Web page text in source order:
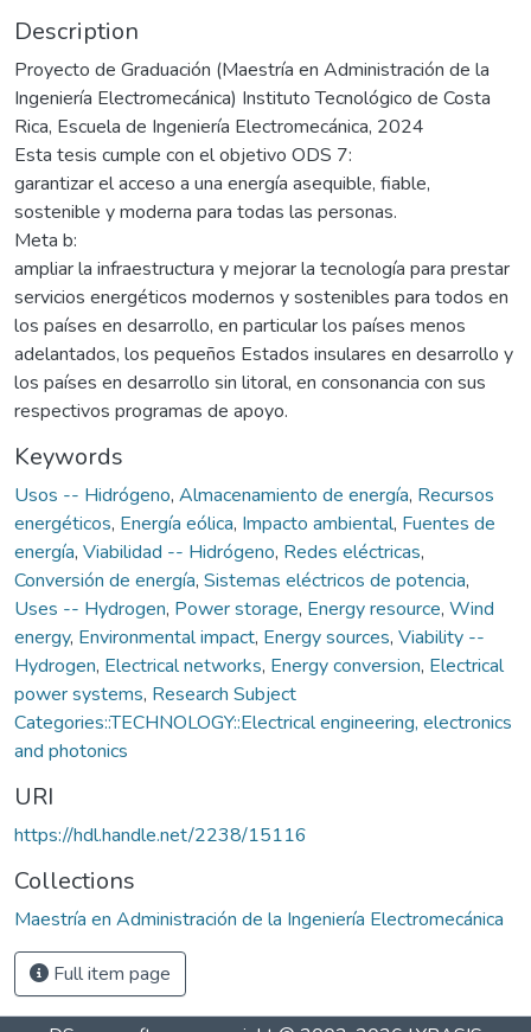
Description
Proyecto de Graduación (Maestría en Administración de la
Ingeniería Electromecánica) Instituto Tecnológico de Costa
Rica, Escuela de Ingeniería Electromecánica, 2024
Esta tesis cumple con el objetivo ODS 7:
garantizar el acceso a una energía asequible, fiable,
sostenible y moderna para todas las personas.
Meta b:
ampliar la infraestructura y mejorar la tecnología para prestar
servicios energéticos modernos y sostenibles para todos en
los países en desarrollo, en particular los países menos
adelantados, los pequeños Estados insulares en desarrollo y
los países en desarrollo sin litoral, en consonancia con sus
respectivos programas de apoyo.
Keywords
Usos -- Hidrógeno, Almacenamiento de energía, Recursos
energéticos, Energía eólica, Impacto ambiental, Fuentes de
energía, Viabilidad -- Hidrógeno, Redes eléctricas,
Conversión de energía, Sistemas eléctricos de potencia,
Uses -- Hydrogen, Power storage, Energy resource, Wind
energy, Environmental impact, Energy sources, Viability --
Hydrogen, Electrical networks, Energy conversion, Electrical
power systems, Research Subject
Categories::TECHNOLOGY::Electrical engineering, electronics
and photonics
URI
https://hdl.handle.net/2238/15116
Collections
Maestría en Administración de la Ingeniería Electromecánica
Full item page